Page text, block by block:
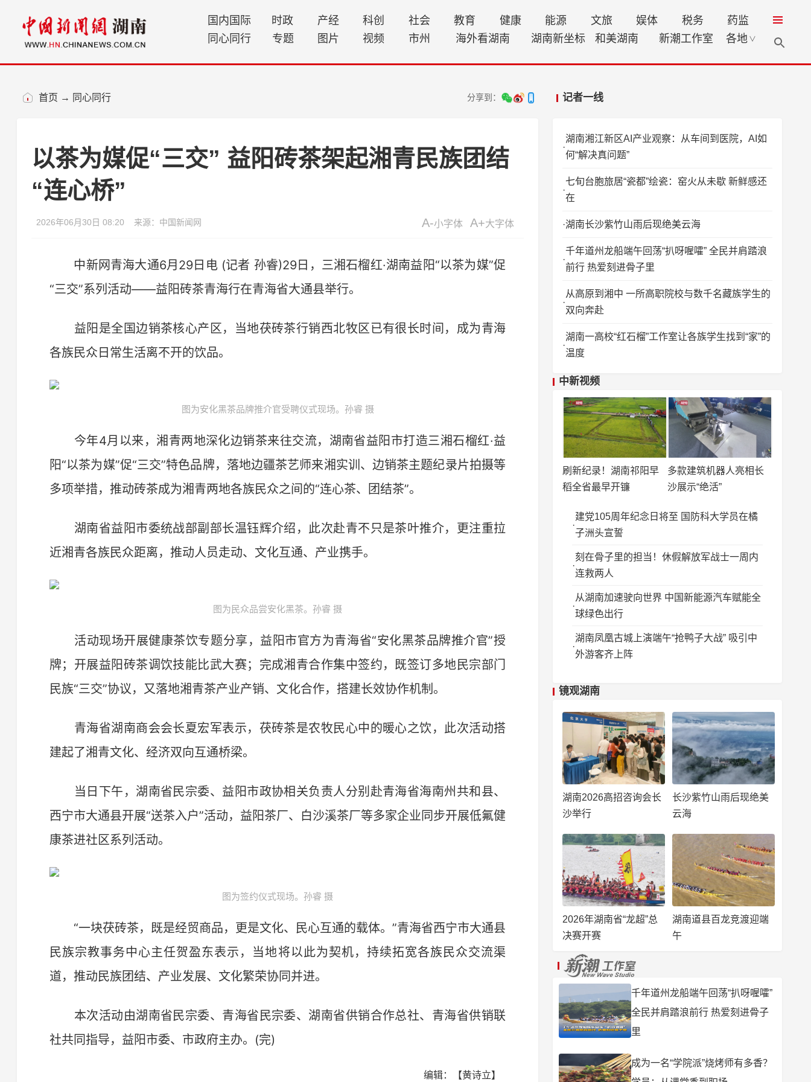
国内国际 时政 产经 科创 社会 教育 健康 能源 文旅 娱体 税务
药监
同心同行
专题 图片 视频 市州 海外看湖南 湖南新坐标 和美湖南 新潮工作室 各地 ∨
首页 → 同心同行 分享到： 记者一线
以茶为媒促“三交” 益阳砖茶架起湘青民族团结
“连心桥”
2026年06月30日 08:20 来源：中国新闻网 A-小字体 A+大字体
中新网青海大通6月29日电 (记者 孙睿)29日，三湘石榴红·湖南益阳“以茶为媒”促
“三交”系列活动——益阳砖茶青海行在青海省大通县举行。
益阳是全国边销茶核心产区，当地茯砖茶行销西北牧区已有很长时间，成为青海
各族民众日常生活离不开的饮品。
图为安化黑茶品牌推介官受聘仪式现场。孙睿 摄
今年4月以来，湘青两地深化边销茶来往交流，湖南省益阳市打造三湘石榴红·益
阳“以茶为媒”促“三交”特色品牌，落地边疆茶艺师来湘实训、边销茶主题纪录片拍摄等
多项举措，推动砖茶成为湘青两地各族民众之间的“连心茶、团结茶”。
湖南省益阳市委统战部副部长温钰辉介绍，此次赴青不只是茶叶推介，更注重拉
近湘青各族民众距离，推动人员走动、文化互通、产业携手。
图为民众品尝安化黑茶。孙睿 摄
活动现场开展健康茶饮专题分享，益阳市官方为青海省“安化黑茶品牌推介官”授
牌；开展益阳砖茶调饮技能比武大赛；完成湘青合作集中签约，既签订多地民宗部门
民族“三交”协议，又落地湘青茶产业产销、文化合作，搭建长效协作机制。
青海省湖南商会会长夏宏军表示，茯砖茶是农牧民心中的暖心之饮，此次活动搭
建起了湘青文化、经济双向互通桥梁。
当日下午，湖南省民宗委、益阳市政协相关负责人分别赴青海省海南州共和县、
西宁市大通县开展“送茶入户”活动，益阳茶厂、白沙溪茶厂等多家企业同步开展低氟健
康茶进社区系列活动。
图为签约仪式现场。孙睿 摄
“一块茯砖茶，既是经贸商品，更是文化、民心互通的载体。”青海省西宁市大通县
民族宗教事务中心主任贺盈东表示，当地将以此为契机，持续拓宽各族民众交流渠
道，推动民族团结、产业发展、文化繁荣协同并进。
本次活动由湖南省民宗委、青海省民宗委、湖南省供销合作总社、青海省供销联
社共同指导，益阳市委、市政府主办。(完)
编辑：【黄诗立】
湖南湘江新区AI产业观察：从车间到医院，AI如
何“解决真问题”
七旬台胞旅居“瓷都”绘瓷：窑火从未歇 新鲜感还
在
湖南长沙紫竹山雨后现绝美云海
千年道州龙船端午回荡“扒呀喔嚯” 全民并肩踏浪
前行 热爱刻进骨子里
从高原到湘中 一所高职院校与数千名藏族学生的
双向奔赴
湖南一高校“红石榴”工作室让各族学生找到“家”的
温度
中新视频
刷新纪录！湖南祁阳早
稻全省最早开镰
多款建筑机器人亮相长
沙展示“绝活”
建党105周年纪念日将至 国防科大学员在橘
子洲头宣誓
刻在骨子里的担当！休假解放军战士一周内
连救两人
从湖南加速驶向世界 中国新能源汽车赋能全
球绿色出行
湖南凤凰古城上演端午“抢鸭子大战” 吸引中
外游客齐上阵
镜观湖南
湖南2026高招咨询会长
沙举行
长沙紫竹山雨后现绝美
云海
2026年湖南省“龙超”总
决赛开赛
湖南道县百龙竞渡迎端
午
千年道州龙船端午回荡“扒呀喔嚯”
全民并肩踏浪前行 热爱刻进骨子
里
成为一名“学院派”烧烤师有多香？